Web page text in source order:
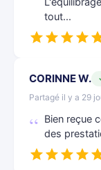
tout...
CORINNE W.
Partagé il y a 29
Bien reçue
des